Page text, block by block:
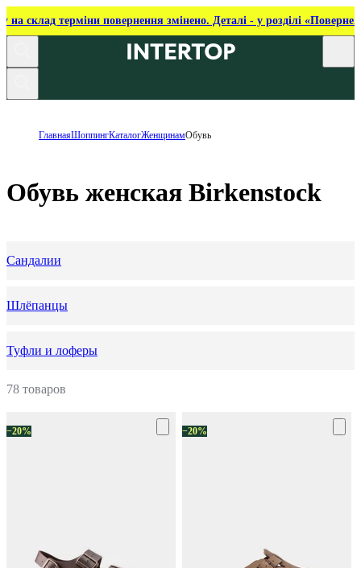
на склад терміни повернення змінено. Деталі - у розділі
ГлавнаяШоппингКаталогЖенщинамОбувь
Обувь женская Birkenstock
Сандалии
Шлёпанцы
Туфли и лоферы
78 товаров
−20% −20%